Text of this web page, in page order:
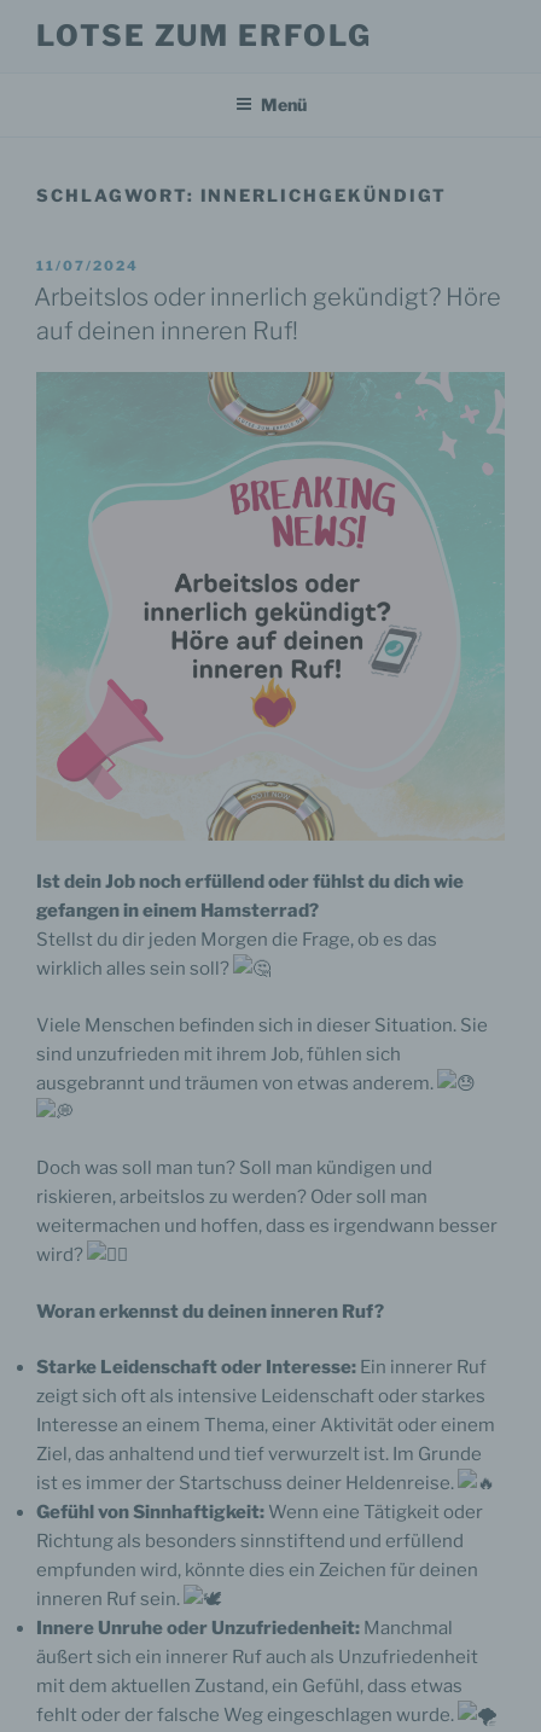
InhaltLOTSE ZUM ERFOLG
Menü
SCHLAGWORT: INNERLICHGEKÜNDIGT
VERÖFFENTLICHT
AM
11/07/2024
Arbeitslos oder innerlich gekündigt? Höre
auf deinen inneren Ruf!
Ist dein Job noch erfüllend oder fühlst du dich wie
gefangen in einem Hamsterrad?
Stellst du dir jeden Morgen die Frage, ob es das
wirklich alles sein soll?
Viele Menschen befinden sich in dieser Situation. Sie
sind unzufrieden mit ihrem Job, fühlen sich
ausgebrannt und träumen von etwas anderem.
Doch was soll man tun? Soll man kündigen und
riskieren, arbeitslos zu werden? Oder soll man
weitermachen und hoffen, dass es irgendwann besser
wird?
Woran erkennst du deinen inneren Ruf?
Starke Leidenschaft oder Interesse: Ein innerer Ruf
zeigt sich oft als intensive Leidenschaft oder starkes
Interesse an einem Thema, einer Aktivität oder einem
Ziel, das anhaltend und tief verwurzelt ist. Im Grunde
ist es immer der Startschuss deiner Heldenreise.
Gefühl von Sinnhaftigkeit: Wenn eine Tätigkeit oder
Richtung als besonders sinnstiftend und erfüllend
empfunden wird, könnte dies ein Zeichen für deinen
inneren Ruf sein.
Innere Unruhe oder Unzufriedenheit: Manchmal
äußert sich ein innerer Ruf auch als Unzufriedenheit
mit dem aktuellen Zustand, ein Gefühl, dass etwas
fehlt oder der falsche Weg eingeschlagen wurde.